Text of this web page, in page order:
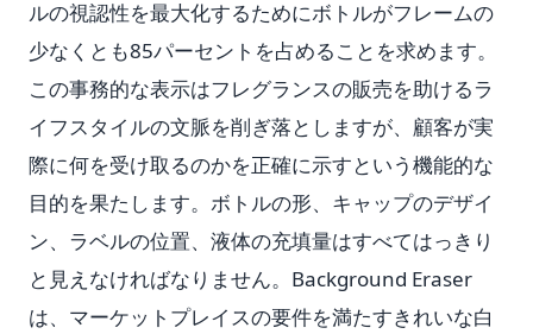
ルの視認性を最大化するためにボトルがフレームの
少なくとも85パーセントを占めることを求めます。
この事務的な表示はフレグランスの販売を助けるラ
イフスタイルの文脈を削ぎ落としますが、顧客が実
際に何を受け取るのかを正確に示すという機能的な
目的を果たします。ボトルの形、キャップのデザイ
ン、ラベルの位置、液体の充填量はすべてはっきり
と見えなければなりません。Background Eraser
は、マーケットプレイスの要件を満たすきれいな白